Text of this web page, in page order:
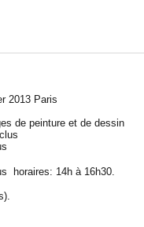
2013 Paris
de peinture et de dessin
horaires: 14h à 16h30.